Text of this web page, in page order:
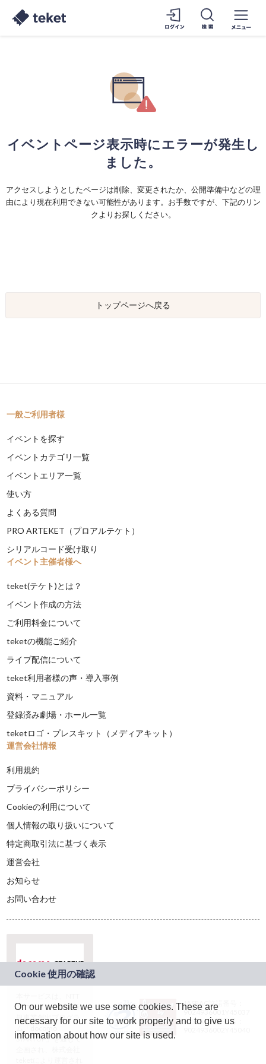
イベントページ表示時にエラーが発生し
ました。
アクセスしようとしたページは削除、変更されたか、公開準備中などの理
由により現在利用できない可能性があります。お手数ですが、下記のリン
クよりお探しください。
トップページへ戻る
一般ご利用者様
イベントを探す
イベントカテゴリ一覧
イベントエリア一覧
使い方
よくある質問
PRO ARTEKET（プロアルテケト）
シリアルコード受け取り
イベント主催者様へ
teket(テケト)とは？
イベント作成の方法
ご利用料金について
teketの機能ご紹介
ライブ配信について
teket利用者様の声・導入事例
資料・マニュアル
登録済み劇場・ホール一覧
teketロゴ・プレスキット（メディアキット）
運営会社情報
利用規約
プライバシーポリシー
Cookieの利用について
個人情報の取り扱いについて
特定商取引法に基づく表示
運営会社
お知らせ
お問い合わせ
ドコモグループの新
規事業創出プログラ
ム「docomo
STARTUP」を通じて
JASRAC許諾番号：
9024936001Y45037
JASRAC許諾番号：
On our website we use some cookies. These are
necessary for our site to work properly and to give us
information about how our site is used.